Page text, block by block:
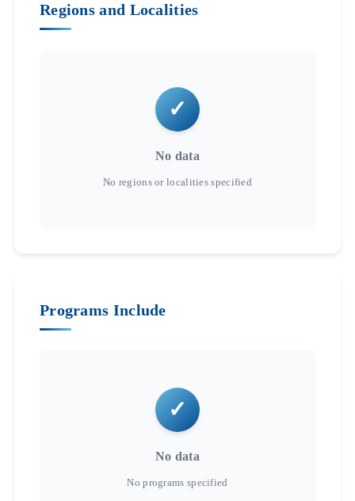
Regions and Localities
No data
Programs Include
No data